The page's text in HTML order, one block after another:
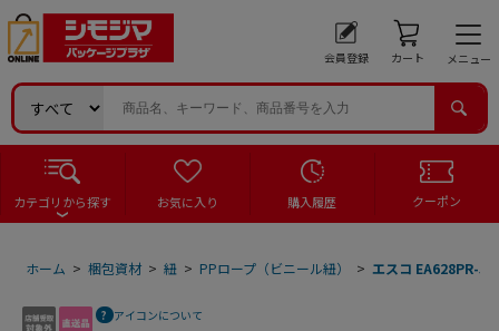
会員登録 カート メニュー
カテゴリから探す お気に入り 購入履歴 クーポン
ホーム > 梱包資材 > 紐 > PPロープ（ビニール紐） > エスコ EA628PR-
アイコンについて